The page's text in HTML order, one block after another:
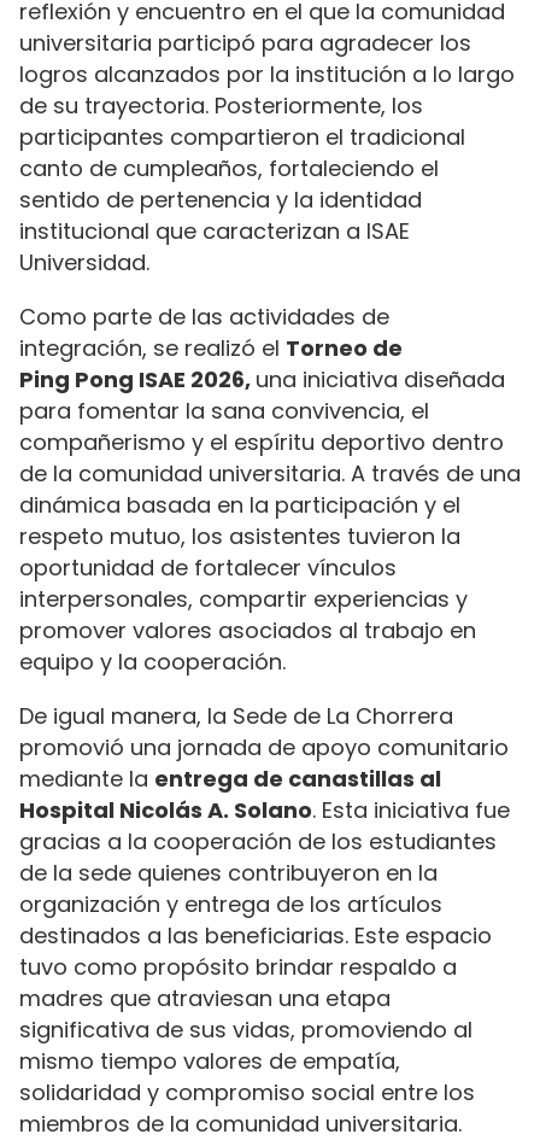
reflexión y encuentro en el que la comunidad
universitaria participó para agradecer los
logros alcanzados por la institución a lo largo
de su trayectoria. Posteriormente, los
participantes compartieron el tradicional
canto de cumpleaños, fortaleciendo el
sentido de pertenencia y la identidad
institucional que caracterizan a ISAE
Universidad.
Como parte de las actividades de
integración, se realizó el Torneo de
Ping Pong ISAE 2026, una iniciativa diseñada
para fomentar la sana convivencia, el
compañerismo y el espíritu deportivo dentro
de la comunidad universitaria. A través de una
dinámica basada en la participación y el
respeto mutuo, los asistentes tuvieron la
oportunidad de fortalecer vínculos
interpersonales, compartir experiencias y
promover valores asociados al trabajo en
equipo y la cooperación.
De igual manera, la Sede de La Chorrera
promovió una jornada de apoyo comunitario
mediante la entrega de canastillas al
Hospital Nicolás A. Solano. Esta iniciativa fue
gracias a la cooperación de los estudiantes
de la sede quienes contribuyeron en la
organización y entrega de los artículos
destinados a las beneficiarias. Este espacio
tuvo como propósito brindar respaldo a
madres que atraviesan una etapa
significativa de sus vidas, promoviendo al
mismo tiempo valores de empatía,
solidaridad y compromiso social entre los
miembros de la comunidad universitaria.